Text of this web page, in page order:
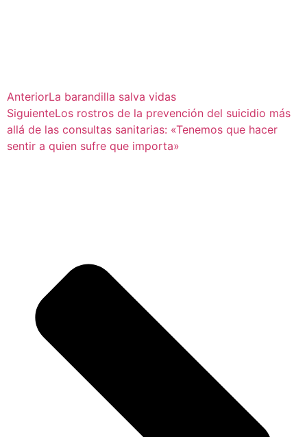
AnteriorLa barandilla salva vidas
SiguienteLos rostros de la prevención del suicidio más
allá de las consultas sanitarias: «Tenemos que hacer
sentir a quien sufre que importa»